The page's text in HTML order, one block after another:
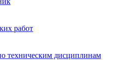
работ
техническим дисциплинам